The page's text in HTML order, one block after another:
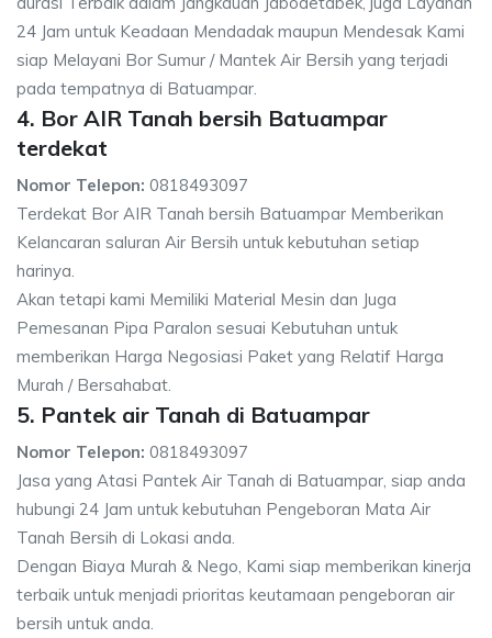
24 Jam untuk Keadaan Mendadak maupun Mendesak Kami
siap Melayani Bor Sumur / Mantek Air Bersih yang terjadi
pada tempatnya di Batuampar.
4. Bor AIR Tanah bersih Batuampar
terdekat
Nomor Telepon: 0818493097
Terdekat Bor AIR Tanah bersih Batuampar Memberikan
Kelancaran saluran Air Bersih untuk kebutuhan setiap
harinya.
Akan tetapi kami Memiliki Material Mesin dan Juga
Pemesanan Pipa Paralon sesuai Kebutuhan untuk
memberikan Harga Negosiasi Paket yang Relatif Harga
Murah / Bersahabat.
5. Pantek air Tanah di Batuampar
Nomor Telepon: 0818493097
Jasa yang Atasi Pantek Air Tanah di Batuampar, siap anda
hubungi 24 Jam untuk kebutuhan Pengeboran Mata Air
Tanah Bersih di Lokasi anda.
Dengan Biaya Murah & Nego, Kami siap memberikan kinerja
terbaik untuk menjadi prioritas keutamaan pengeboran air
bersih untuk anda.